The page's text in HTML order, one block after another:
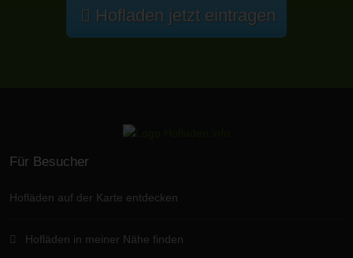
Hofladen jetzt eintragen
Für Besucher
Hofläden auf der Karte entdecken
Hofläden in meiner Nähe finden